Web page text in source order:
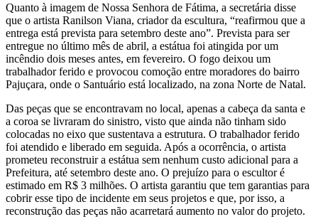
Quanto à imagem de Nossa Senhora de Fátima, a secretária disse
que o artista Ranilson Viana, criador da escultura, “reafirmou que a
entrega está prevista para setembro deste ano”. Prevista para ser
entregue no último mês de abril, a estátua foi atingida por um
incêndio dois meses antes, em fevereiro. O fogo deixou um
trabalhador ferido e provocou comoção entre moradores do bairro
Pajuçara, onde o Santuário está localizado, na zona Norte de Natal.
Das peças que se encontravam no local, apenas a cabeça da santa e
a coroa se livraram do sinistro, visto que ainda não tinham sido
colocadas no eixo que sustentava a estrutura. O trabalhador ferido
foi atendido e liberado em seguida. Após a ocorrência, o artista
prometeu reconstruir a estátua sem nenhum custo adicional para a
Prefeitura, até setembro deste ano. O prejuízo para o escultor é
estimado em R$ 3 milhões. O artista garantiu que tem garantias para
cobrir esse tipo de incidente em seus projetos e que, por isso, a
reconstrução das peças não acarretará aumento no valor do projeto.